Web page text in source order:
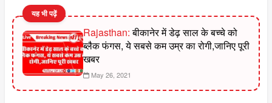
यह भी पढ़ें
Rajasthan:बीकानेर में डेढ़ साल के बच्चे को
ब्लैक फंगस, ये सबसे कम उम्र का रोगी,जानिए पूरी
खबर
May 26, 2021